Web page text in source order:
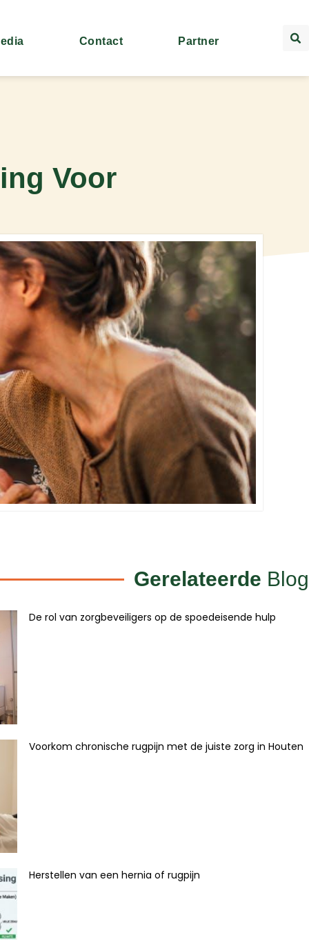
Contact Partner
Voor
Gerelateerde Blog
De rol van zorgbeveiligers op de spoedeisende hulp
Voorkom chronische rugpijn met de juiste zorg in Houten
Herstellen van een hernia of rugpijn